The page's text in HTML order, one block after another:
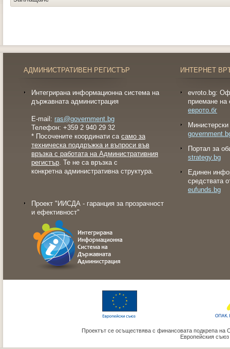
АДМИНИСТРАТИВЕН РЕГИСТЪР
Интегрирана информационна система на
държавната администрация
E-mail: ras@government.bg
Телефон: +359 2 940 29 32
* Посочените координати са само за
техническа поддръжка и въпроси във
връзка с работата на Административния
регистър. Те не са връзка с
конкретна административна структура.
Проект "ИИСДА - гаранция за прозрачност
и ефективност"
ИНТЕРНЕТ
evroto.bg:
приемане на
еврото.бг
Портал за
strategy.bg
Eдинен
средствата
eufunds.bg
Проектът се осъществява с финансовата подкрепа на
Европейския